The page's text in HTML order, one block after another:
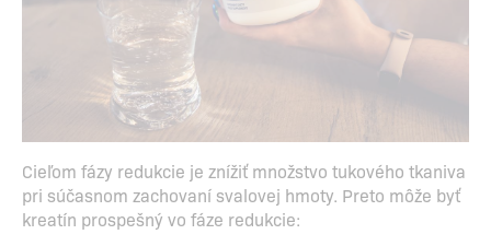
Cieľom fázy redukcie je znížiť množstvo tukového tkaniva
pri súčasnom zachovaní svalovej hmoty. Preto môže byť
kreatín prospešný vo fáze redukcie: